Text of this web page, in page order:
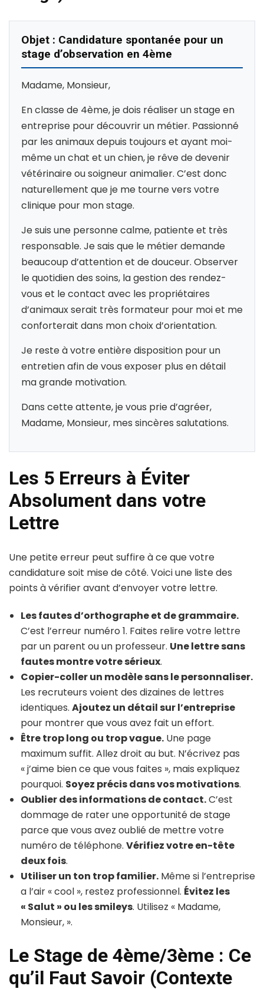
Objet : Candidature spontanée pour un
stage d’observation en 4ème
Madame, Monsieur,
En classe de 4ème, je dois réaliser un stage en
entreprise pour découvrir un métier. Passionné
par les animaux depuis toujours et ayant moi-
même un chat et un chien, je rêve de devenir
vétérinaire ou soigneur animalier. C’est donc
naturellement que je me tourne vers votre
clinique pour mon stage.
Je suis une personne calme, patiente et très
responsable. Je sais que le métier demande
beaucoup d’attention et de douceur. Observer
le quotidien des soins, la gestion des rendez-
vous et le contact avec les propriétaires
d’animaux serait très formateur pour moi et me
conforterait dans mon choix d’orientation.
Je reste à votre entière disposition pour un
entretien afin de vous exposer plus en détail
ma grande motivation.
Dans cette attente, je vous prie d’agréer,
Madame, Monsieur, mes sincères salutations.
Les 5 Erreurs à Éviter
Absolument dans votre
Lettre
Une petite erreur peut suffire à ce que votre
candidature soit mise de côté. Voici une liste des
points à vérifier avant d’envoyer votre lettre.
Les fautes d’orthographe et de grammaire.
C’est l’erreur numéro 1. Faites relire votre lettre
par un parent ou un professeur. Une lettre sans
fautes montre votre sérieux.
Copier-coller un modèle sans le personnaliser.
Les recruteurs voient des dizaines de lettres
identiques. Ajoutez un détail sur l’entreprise
pour montrer que vous avez fait un effort.
Être trop long ou trop vague. Une page
maximum suffit. Allez droit au but. N’écrivez pas
« j’aime bien ce que vous faites », mais expliquez
pourquoi. Soyez précis dans vos motivations.
Oublier des informations de contact.C’est
dommage de rater une opportunité de stage
parce que vous avez oublié de mettre votre
numéro de téléphone. Vérifiez votre en-tête
deux fois.
Utiliser un ton trop familier. Même si l’entreprise
a l’air « cool », restez professionnel. Évitez les
« Salut » ou les smileys. Utilisez « Madame,
Monsieur, ».
Le Stage de 4ème/3ème : Ce
qu’il Faut Savoir (Contexte